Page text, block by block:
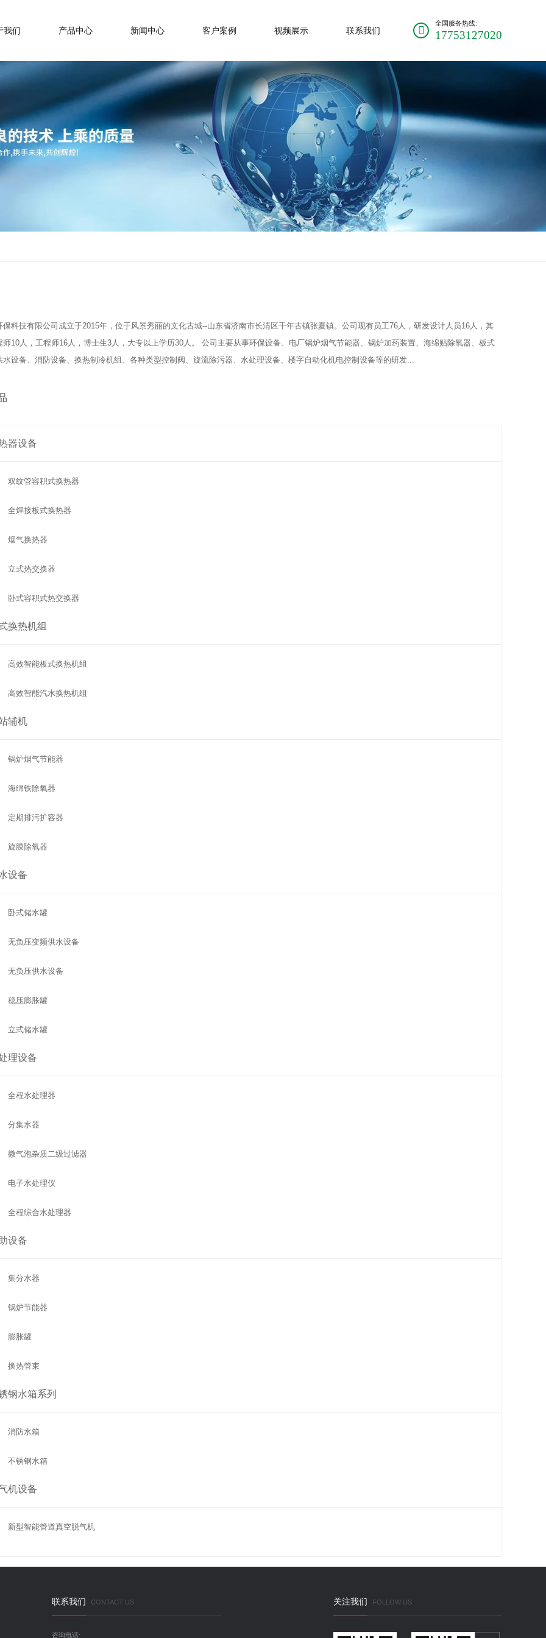
我们 产品中心 新闻中心 客户案例 视频展示 联系我们
全国服务热线:
17753127020
保科技有限公司成立于2015年，位于风景秀丽的文化古城--山东省济南市长清区千年古镇张夏镇。公司现有员工76人，研发设计人员16人，其
师10人，工程师16人，博士生3人，大专以上学历30人。 公司主要从事环保设备、电厂锅炉烟气节能器、锅炉加药装置、海绵贴除氧器、板式
水设备、消防设备、换热制冷机组、各种类型控制阀、旋流除污器、水处理设备、楼字自动化机电控制设备等的研发...
器设备
双纹管容积式换热器
全焊接板式换热器
烟气换热器
立式热交换器
卧式容积式热交换器
换热机组
高效智能板式换热机组
高效智能汽水换热机组
辅机
锅炉烟气节能器
海绵铁除氧器
定期排污扩容器
旋膜除氧器
设备
卧式储水罐
无负压变频供水设备
无负压供水设备
稳压膨胀罐
立式储水罐
理设备
全程水处理器
分集水器
微气泡杂质二级过滤器
电子水处理仪
全程综合水处理器
设备
集分水器
锅炉节能器
膨胀罐
换热管束
钢水箱系列
消防水箱
不锈钢水箱
机设备
新型智能管道真空脱气机
联系我们 CONTACT US
咨询电话:
关注我们 FOLLOW US